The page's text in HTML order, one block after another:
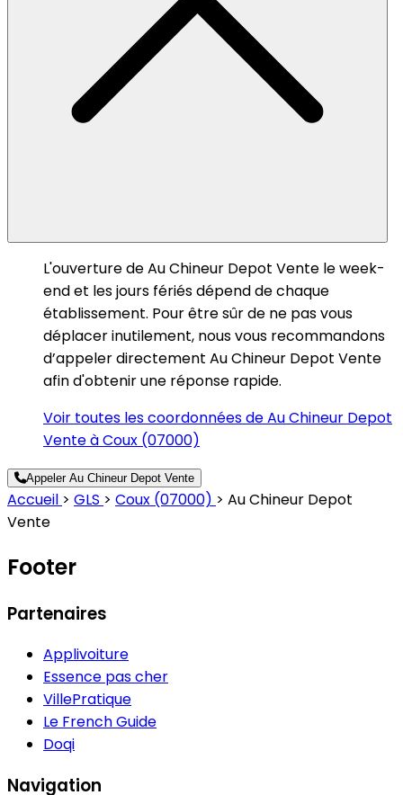
L'ouverture de Au Chineur Depot Vente le week-
end et les jours fériés dépend de chaque
établissement. Pour être sûr de ne pas vous
déplacer inutilement, nous vous recommandons
d’appeler directement Au Chineur Depot Vente
afin d'obtenir une réponse rapide.
Voir toutes les coordonnées de Au Chineur Depot
Vente à Coux (07000)
Appeler Au Chineur Depot Vente
Accueil > GLS > Coux (07000) > Au Chineur Depot
Vente
Footer
Partenaires
Applivoiture
Essence pas cher
VillePratique
Le French Guide
Doqi
Navigation